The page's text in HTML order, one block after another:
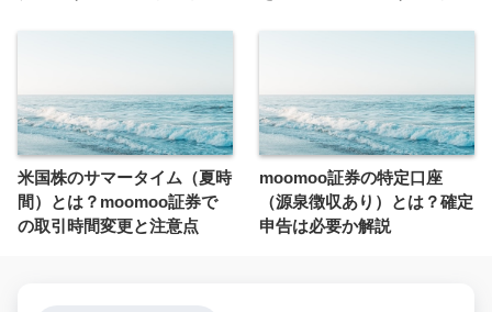
米国株のサマータイム（夏時
間）とは？moomoo証券で
の取引時間変更と注意点
moomoo証券の特定口座
（源泉徴収あり）とは？確定
申告は必要か解説